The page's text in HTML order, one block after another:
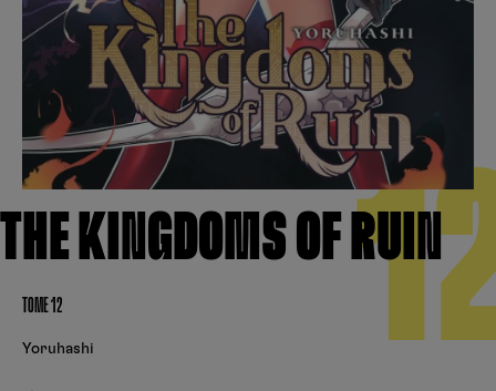
THE KINGDOMS OF RUIN
TOME 12
Yoruhashi
Se connecter S’inscrire
Hunter x Hunter
Fire Force
Black Butler